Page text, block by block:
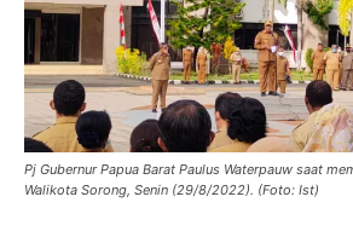
Pj Gubernur Papua Barat Paulus Waterpauw saat
Walikota Sorong, Senin (29/8/2022). (Foto: Ist)